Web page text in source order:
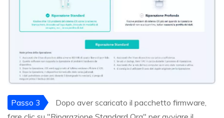
Passo 3
Dopo aver scaricato il pacchetto firmware,